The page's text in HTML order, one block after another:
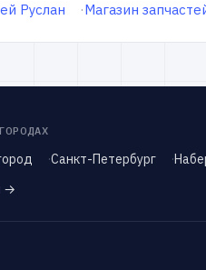
Руслан Магазин
Санкт-Петербург
→